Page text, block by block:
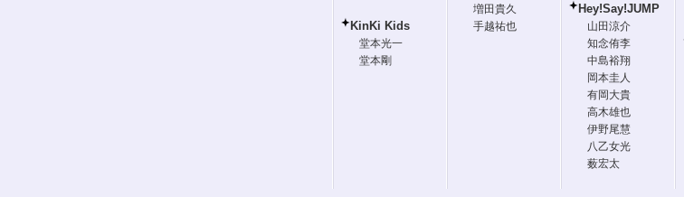
KinKi Kids
堂本光一
堂本剛
増田貴久
手越祐也
Hey!Say!JUMP
山田涼介
知念侑李
中島裕翔
岡本圭人
有岡大貴
高木雄也
伊野尾慧
八乙女光
薮宏太